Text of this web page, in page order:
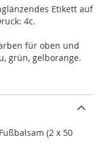
Etikett auf
4c.
für oben und
grün, gelborange.
(2 x 50